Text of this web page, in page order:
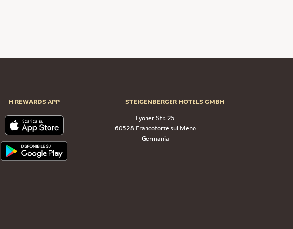
H REWARDS APP
STEIGENBERGER HOTELS GMBH
Lyoner Str. 25
60528 Francoforte sul Meno
Germania